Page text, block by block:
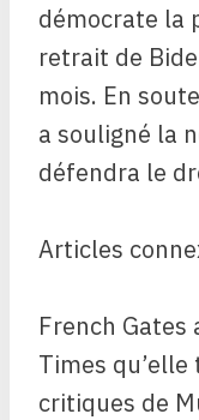
démocrate la
retrait de
mois. En
a souligné la
défendra le
Articles
French Gates
Times
critiques de